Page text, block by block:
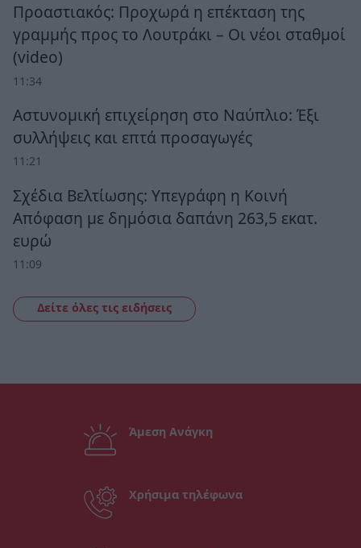
Προαστιακός: Προχωρά η επέκταση της
γραμμής προς το Λουτράκι – Οι νέοι σταθμοί
(video)
11:34
Αστυνομική επιχείρηση στο Ναύπλιο: Έξι
συλλήψεις και επτά προσαγωγές
11:21
Σχέδια Βελτίωσης: Υπεγράφη η Κοινή
Απόφαση με δημόσια δαπάνη 263,5 εκατ.
ευρώ
11:09
Δείτε όλες τις ειδήσεις
Άμεση Ανάγκη
Χρήσιμα τηλέφωνα